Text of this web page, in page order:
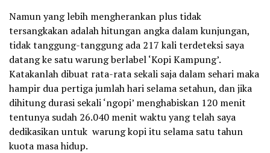
Namun yang lebih mengherankan plus tidak
tersangkakan adalah hitungan angka dalam kunjungan,
tidak tanggung-tanggung ada 217 kali terdeteksi saya
datang ke satu warung berlabel ‘Kopi Kampung’.
Katakanlah dibuat rata-rata sekali saja dalam sehari maka
hampir dua pertiga jumlah hari selama setahun, dan jika
dihitung durasi sekali ‘ngopi’ menghabiskan 120 menit
tentunya sudah 26.040 menit waktu yang telah saya
dedikasikan untuk warung kopi itu selama satu tahun
kuota masa hidup.